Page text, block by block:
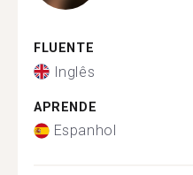
FLUENTE
Inglês
APRENDE
Espanhol